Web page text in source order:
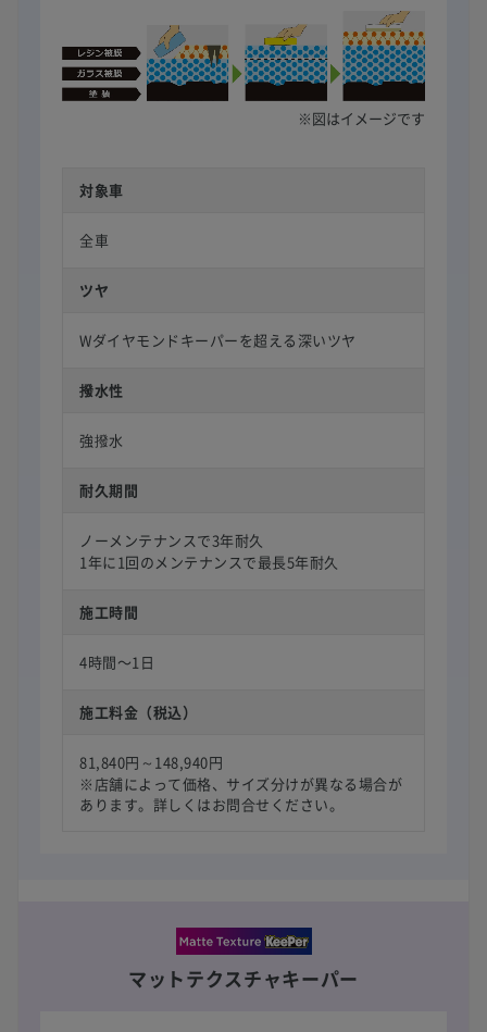
※図はイメージです
対象車
全車
ツヤ
Wダイヤモンドキーパーを超える深いツヤ
撥水性
強撥水
耐久期間
ノーメンテナンスで3年耐久
1年に1回のメンテナンスで最長5年耐久
施工時間
4時間〜1日
施工料金（税込）
81,840円～148,940円
※店舗によって価格、サイズ分けが異なる場合が
あります。詳しくはお問合せください。
マットテクスチャキーパー